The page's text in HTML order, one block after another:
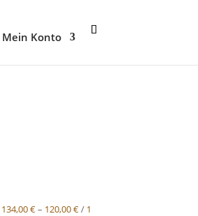
Mein Konto
134,00€– 120,00€/ 1